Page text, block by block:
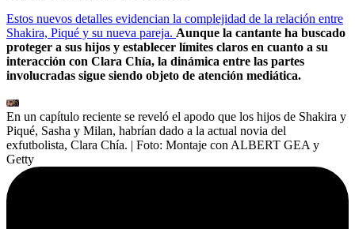
Estos nuevos detalles evidencian la complejidad de la relación entre
Shakira, Piqué y su nueva pareja. Aunque la cantante ha buscado
proteger a sus hijos y establecer límites claros en cuanto a su
interacción con Clara Chía, la dinámica entre las partes
involucradas sigue siendo objeto de atención mediática.
En un capítulo reciente se reveló el apodo que los hijos de Shakira y
Piqué, Sasha y Milan, habrían dado a la actual novia del
exfutbolista, Clara Chía. | Foto: Montaje con ALBERT GEA y
Getty